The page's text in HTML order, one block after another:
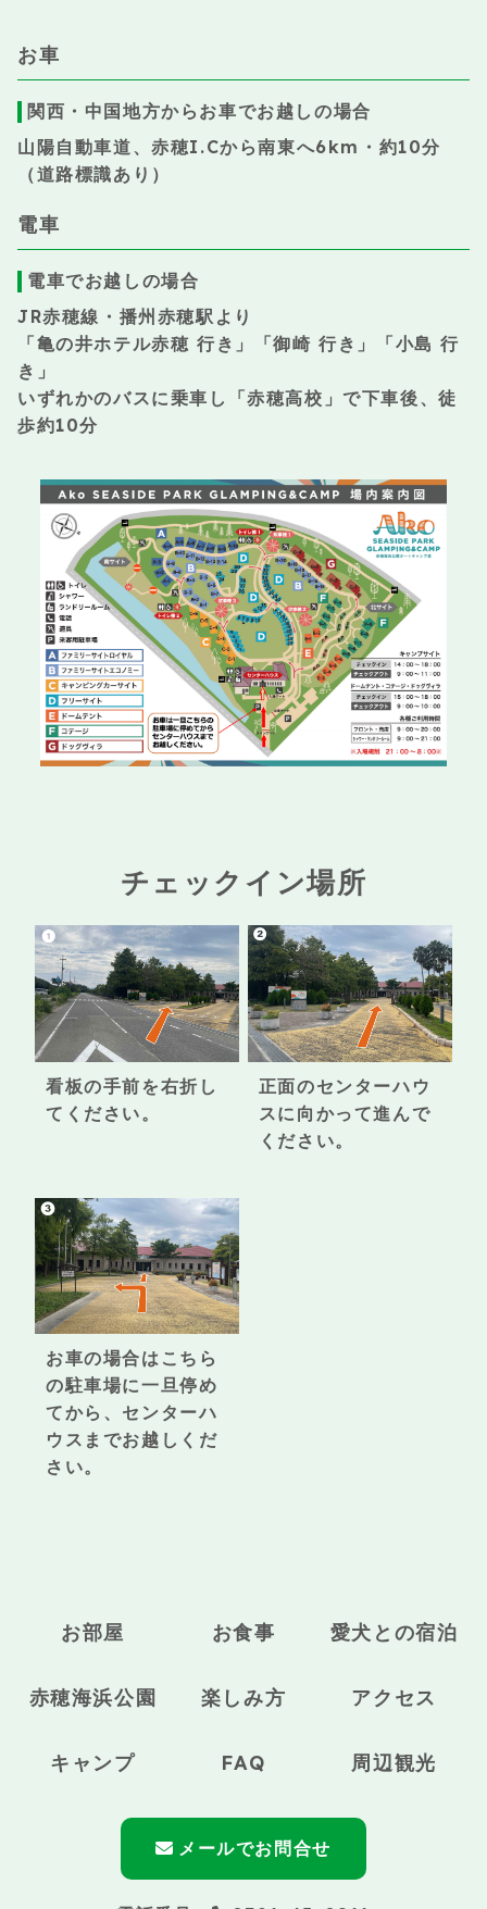
お車
関西・中国地方からお車でお越しの場合
山陽自動車道、赤穂I.Cから南東へ6km・約10分
（道路標識あり）
電車
電車でお越しの場合
JR赤穂線・播州赤穂駅より
「亀の井ホテル赤穂 行き」「御崎 行き」「小島 行
き」
いずれかのバスに乗車し「赤穂高校」で下車後、徒
歩約10分
チェックイン場所
看板の手前を右折し
てください。
正面のセンターハウ
スに向かって進んで
ください。
お車の場合はこちら
の駐車場に一旦停め
てから、センターハ
ウスまでお越しくだ
さい。
お部屋 お食事 愛犬との宿泊
赤穂海浜公園 楽しみ方 アクセス
キャンプ FAQ 周辺観光
メールでお問合せ